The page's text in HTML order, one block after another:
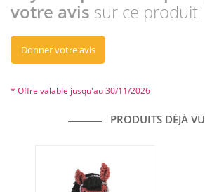
votre avis sur ce produit
Donner votre avis
* Offre valable jusqu'au 30/11/2026
PRODUITS DÉJÀ VU